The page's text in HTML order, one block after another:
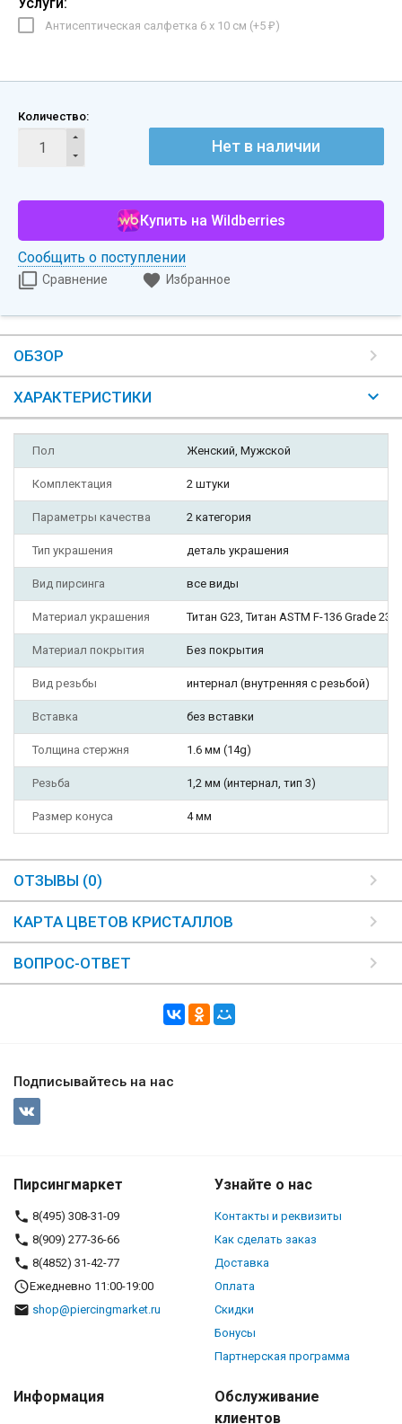
Антисептическая салфетка 6 х 10 см (+5 ₽ )
Количество:
Нет в наличии
Купить на Wildberries
Сообщить о поступлении
Сравнение Избранное
ОБЗОР
ХАРАКТЕРИСТИКИ
Пол Женский, Мужской
Комплектация 2 штуки
Параметры качества 2 категория
Тип украшения деталь украшения
Вид пирсинга все виды
Материал украшения Титан G23, Титан ASTM F-136 Grade 23
Материал покрытия Без покрытия
Вид резьбы интернал (внутренняя с резьбой)
Вставка без вставки
Толщина стержня 1.6 мм (14g)
Резьба 1,2 мм (интернал, тип 3)
Размер конуса 4 мм
ОТЗЫВЫ (0)
КАРТА ЦВЕТОВ КРИСТАЛЛОВ
ВОПРОС-ОТВЕТ
Подписывайтесь на нас
Пирсингмаркет
8(495) 308-31-09
8(909) 277-36-66
8(4852) 31-42-77
Ежедневно 11:00-19:00
shop@piercingmarket.ru
Узнайте о нас
Контакты и реквизиты
Как сделать заказ
Доставка
Оплата
Скидки
Бонусы
Партнерская программа
Информация
Обслуживание
клиентов